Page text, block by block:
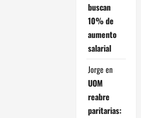
buscan
10% de
aumento
salarial
Jorge en
UOM
reabre
paritarias: